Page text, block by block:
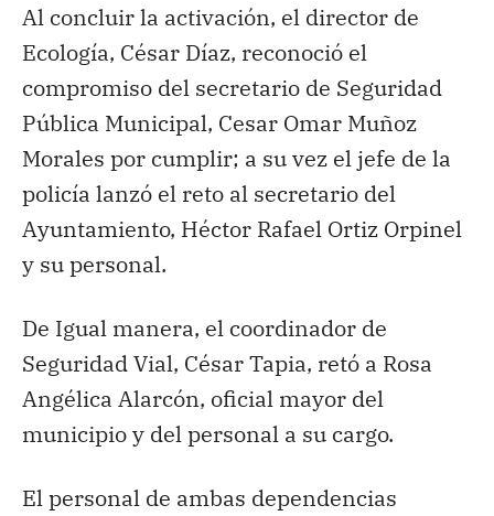
Al concluir la activación, el director de
Ecología, César Díaz, reconoció el
compromiso del secretario de Seguridad
Pública Municipal, Cesar Omar Muñoz
Morales por cumplir; a su vez el jefe de la
policía lanzó el reto al secretario del
Ayuntamiento, Héctor Rafael Ortiz Orpinel
y su personal.
De Igual manera, el coordinador de
Seguridad Vial, César Tapia, retó a Rosa
Angélica Alarcón, oficial mayor del
municipio y del personal a su cargo.
El personal de ambas dependencias